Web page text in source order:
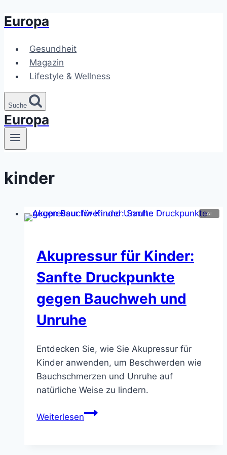
Zum
springen
Europa
Gesundheit
Magazin
Lifestyle & Wellness
Suche
Europa
kinder
Akupressur für Kinder:
Sanfte Druckpunkte
gegen Bauchweh und
Unruhe
Entdecken Sie, wie Sie Akupressur für
Kinder anwenden, um Beschwerden wie
Bauchschmerzen und Unruhe auf
natürliche Weise zu lindern.
WeiterlesenAkupressur